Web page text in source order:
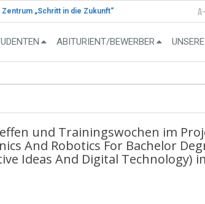
Zentrum „Schritt in die Zukunft“
ABITURIENT/BEWERBER
und Trainingswochen im
And Robotics For Bachelor
Ideas And Digital Technology)